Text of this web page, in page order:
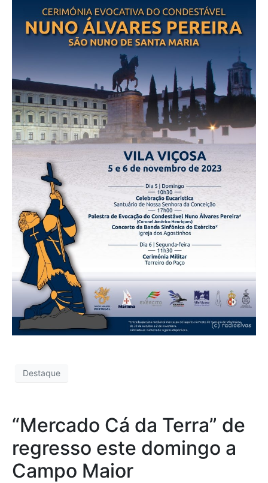
Destaque
“Mercado Cá da Terra” de
regresso este domingo a
Campo Maior